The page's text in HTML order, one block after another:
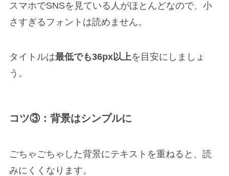
スマホでSNSを見ている人がほとんどなので、小
さすぎるフォントは読めません。
タイトルは最低でも36px以上を目安にしましょ
う。
コツ③：背景はシンプルに
ごちゃごちゃした背景にテキストを重ねると、読
みにくくなります。